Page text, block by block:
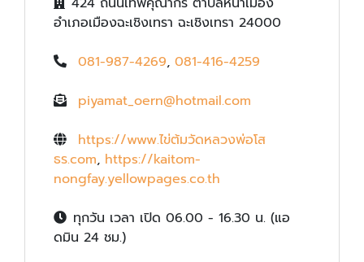
อำเภอเมืองฉะเชิงเทรา ฉะเชิงเทรา 24000
081-987-4269, 081-416-4259
piyamat_oern@hotmail.com
https://www.ไข่ต้มวัดหลวงพ่อโส
ธร.com, https://kaitom-
nongfay.yellowpages.co.th
ทุกวัน เวลา เปิด 06.00 - 16.30 น. (แอ
ดมิน 24 ชม.)